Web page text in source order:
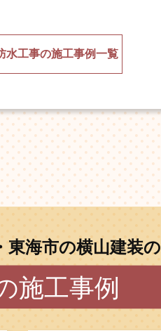
水工事の施工事例一覧
東海市の横山建装の
施工事例